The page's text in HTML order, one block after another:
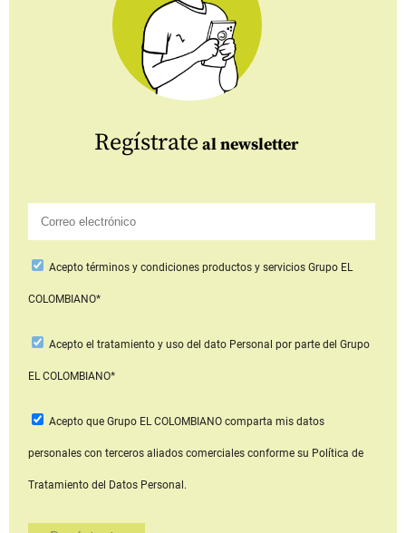
Regístrate al newsletter
Aceptotérminos y condiciones productos y serviciosGrupo EL
COLOMBIANO*
Acepto el tratamiento y uso del dato Personal por parte del Grupo
EL COLOMBIANO*
Acepto que Grupo EL COLOMBIANOcomparta mis datos
personales con terceros aliados comerciales conforme su Política de
Tratamiento del Datos Personal.